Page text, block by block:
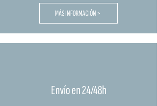
MÁS INFORMACIÓN >
Envío en 24/48h